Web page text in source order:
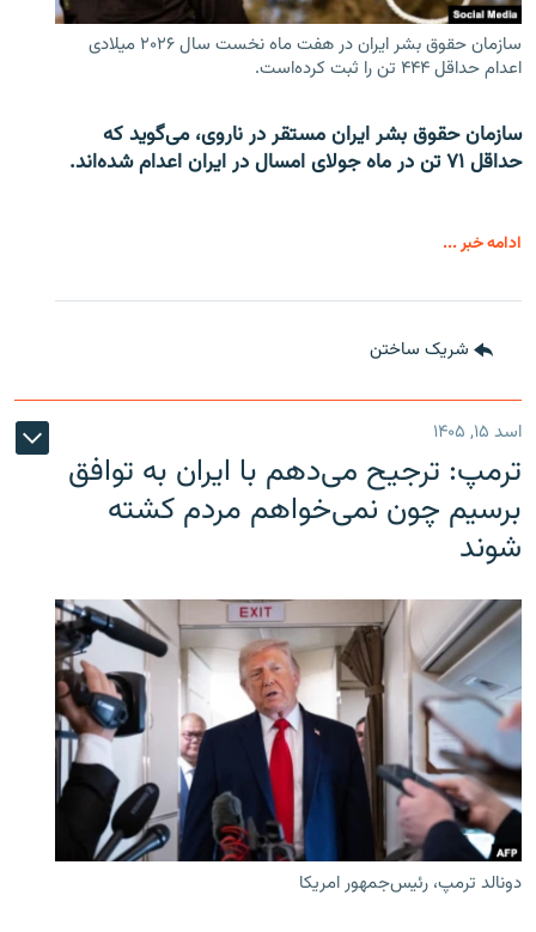
سازمان حقوق بشر ایران در هفت ماه نخست سال ۲۰۲۶ میلادی
اعدام حداقل ۴۴۴ تن را ثبت کرده‌است.
سازمان حقوق بشر ایران مستقر در ناروی، می‌گوید که
حداقل ۷۱ تن در ماه جولای امسال در ایران اعدام شده‌اند.
ادامه خبر ...
شریک ساختن
اسد ۱۵, ۱۴۰۵
ترمپ: ترجیح می‌دهم با ایران به توافق
برسیم چون نمی‌خواهم مردم کشته
شوند
دونالد ترمپ، رئیس‌جمهور امریکا